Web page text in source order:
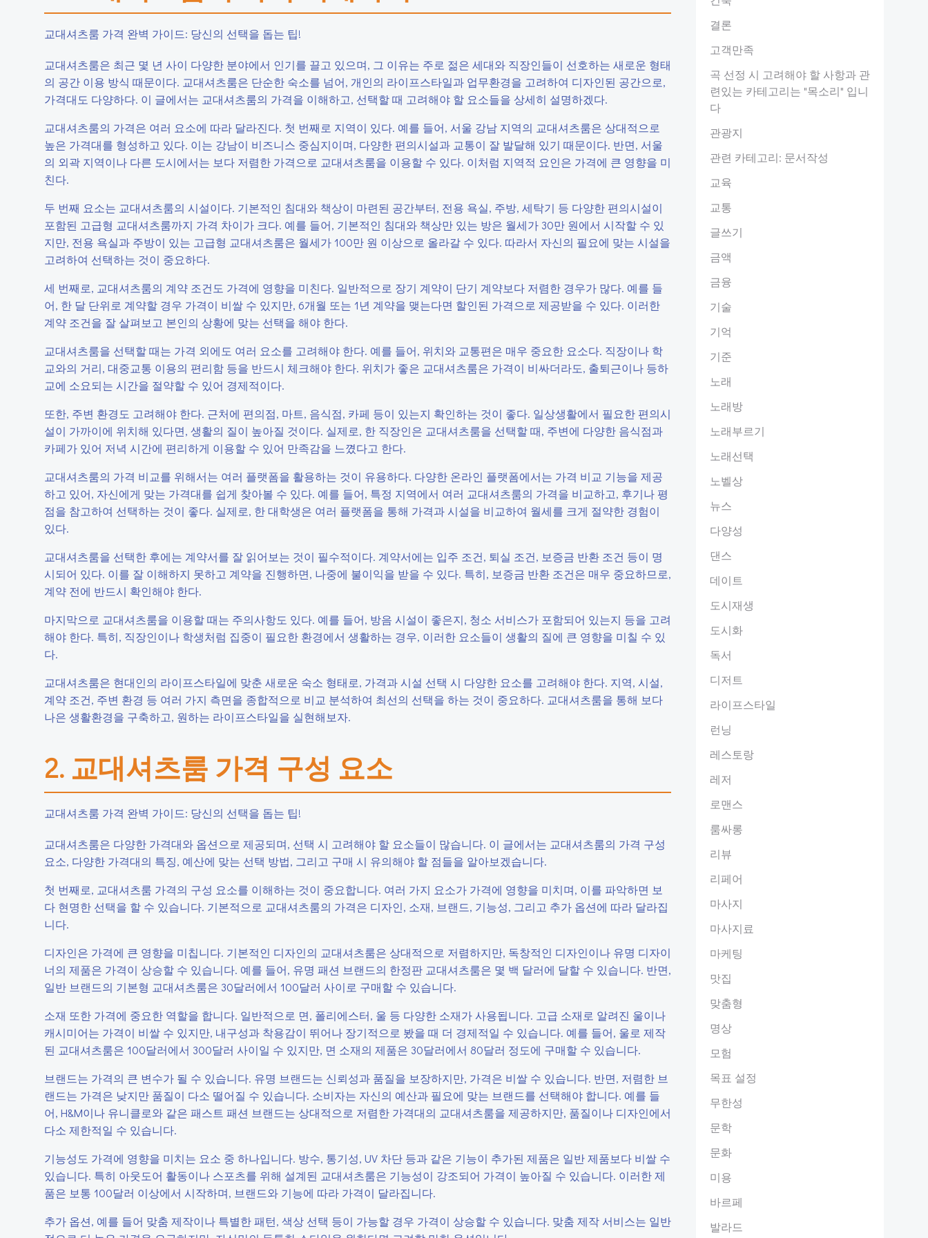
교대셔츠룸 가격 완벽 가이드: 당신의 선택을 돕는 팁!
교대셔츠룸은 최근 몇 년 사이 다양한 분야에서 인기를 끌고 있으며, 그 이유는 주로 젊은 세대와 직장인들이 선호하는 새로운 형태
의 공간 이용 방식 때문이다. 교대셔츠룸은 단순한 숙소를 넘어, 개인의 라이프스타일과 업무환경을 고려하여 디자인된 공간으로,
가격대도 다양하다. 이 글에서는 교대셔츠룸의 가격을 이해하고, 선택할 때 고려해야 할 요소들을 상세히 설명하겠다.
교대셔츠룸의 가격은 여러 요소에 따라 달라진다. 첫 번째로 지역이 있다. 예를 들어, 서울 강남 지역의 교대셔츠룸은 상대적으로
높은 가격대를 형성하고 있다. 이는 강남이 비즈니스 중심지이며, 다양한 편의시설과 교통이 잘 발달해 있기 때문이다. 반면, 서울
의 외곽 지역이나 다른 도시에서는 보다 저렴한 가격으로 교대셔츠룸을 이용할 수 있다. 이처럼 지역적 요인은 가격에 큰 영향을 미
친다.
두 번째 요소는 교대셔츠룸의 시설이다. 기본적인 침대와 책상이 마련된 공간부터, 전용 욕실, 주방, 세탁기 등 다양한 편의시설이
포함된 고급형 교대셔츠룸까지 가격 차이가 크다. 예를 들어, 기본적인 침대와 책상만 있는 방은 월세가 30만 원에서 시작할 수 있
지만, 전용 욕실과 주방이 있는 고급형 교대셔츠룸은 월세가 100만 원 이상으로 올라갈 수 있다. 따라서 자신의 필요에 맞는 시설을
고려하여 선택하는 것이 중요하다.
세 번째로, 교대셔츠룸의 계약 조건도 가격에 영향을 미친다. 일반적으로 장기 계약이 단기 계약보다 저렴한 경우가 많다. 예를 들
어, 한 달 단위로 계약할 경우 가격이 비쌀 수 있지만, 6개월 또는 1년 계약을 맺는다면 할인된 가격으로 제공받을 수 있다. 이러한
계약 조건을 잘 살펴보고 본인의 상황에 맞는 선택을 해야 한다.
교대셔츠룸을 선택할 때는 가격 외에도 여러 요소를 고려해야 한다. 예를 들어, 위치와 교통편은 매우 중요한 요소다. 직장이나 학
교와의 거리, 대중교통 이용의 편리함 등을 반드시 체크해야 한다. 위치가 좋은 교대셔츠룸은 가격이 비싸더라도, 출퇴근이나 등하
교에 소요되는 시간을 절약할 수 있어 경제적이다.
또한, 주변 환경도 고려해야 한다. 근처에 편의점, 마트, 음식점, 카페 등이 있는지 확인하는 것이 좋다. 일상생활에서 필요한 편의시
설이 가까이에 위치해 있다면, 생활의 질이 높아질 것이다. 실제로, 한 직장인은 교대셔츠룸을 선택할 때, 주변에 다양한 음식점과
카페가 있어 저녁 시간에 편리하게 이용할 수 있어 만족감을 느꼈다고 한다.
교대셔츠룸의 가격 비교를 위해서는 여러 플랫폼을 활용하는 것이 유용하다. 다양한 온라인 플랫폼에서는 가격 비교 기능을 제공
하고 있어, 자신에게 맞는 가격대를 쉽게 찾아볼 수 있다. 예를 들어, 특정 지역에서 여러 교대셔츠룸의 가격을 비교하고, 후기나 평
점을 참고하여 선택하는 것이 좋다. 실제로, 한 대학생은 여러 플랫폼을 통해 가격과 시설을 비교하여 월세를 크게 절약한 경험이
있다.
교대셔츠룸을 선택한 후에는 계약서를 잘 읽어보는 것이 필수적이다. 계약서에는 입주 조건, 퇴실 조건, 보증금 반환 조건 등이 명
시되어 있다. 이를 잘 이해하지 못하고 계약을 진행하면, 나중에 불이익을 받을 수 있다. 특히, 보증금 반환 조건은 매우 중요하므로,
계약 전에 반드시 확인해야 한다.
마지막으로 교대셔츠룸을 이용할 때는 주의사항도 있다. 예를 들어, 방음 시설이 좋은지, 청소 서비스가 포함되어 있는지 등을 고려
해야 한다. 특히, 직장인이나 학생처럼 집중이 필요한 환경에서 생활하는 경우, 이러한 요소들이 생활의 질에 큰 영향을 미칠 수 있
다.
교대셔츠룸은 현대인의 라이프스타일에 맞춘 새로운 숙소 형태로, 가격과 시설 선택 시 다양한 요소를 고려해야 한다. 지역, 시설,
계약 조건, 주변 환경 등 여러 가지 측면을 종합적으로 비교 분석하여 최선의 선택을 하는 것이 중요하다. 교대셔츠룸을 통해 보다
나은 생활환경을 구축하고, 원하는 라이프스타일을 실현해보자.
2. 교대셔츠룸 가격 구성 요소
교대셔츠룸 가격 완벽 가이드: 당신의 선택을 돕는 팁!
교대셔츠룸은 다양한 가격대와 옵션으로 제공되며, 선택 시 고려해야 할 요소들이 많습니다. 이 글에서는 교대셔츠룸의 가격 구성
요소, 다양한 가격대의 특징, 예산에 맞는 선택 방법, 그리고 구매 시 유의해야 할 점들을 알아보겠습니다.
첫 번째로, 교대셔츠룸 가격의 구성 요소를 이해하는 것이 중요합니다. 여러 가지 요소가 가격에 영향을 미치며, 이를 파악하면 보
다 현명한 선택을 할 수 있습니다. 기본적으로 교대셔츠룸의 가격은 디자인, 소재, 브랜드, 기능성, 그리고 추가 옵션에 따라 달라집
니다.
디자인은 가격에 큰 영향을 미칩니다. 기본적인 디자인의 교대셔츠룸은 상대적으로 저렴하지만, 독창적인 디자인이나 유명 디자이
너의 제품은 가격이 상승할 수 있습니다. 예를 들어, 유명 패션 브랜드의 한정판 교대셔츠룸은 몇 백 달러에 달할 수 있습니다. 반면,
일반 브랜드의 기본형 교대셔츠룸은 30달러에서 100달러 사이로 구매할 수 있습니다.
소재 또한 가격에 중요한 역할을 합니다. 일반적으로 면, 폴리에스터, 울 등 다양한 소재가 사용됩니다. 고급 소재로 알려진 울이나
캐시미어는 가격이 비쌀 수 있지만, 내구성과 착용감이 뛰어나 장기적으로 봤을 때 더 경제적일 수 있습니다. 예를 들어, 울로 제작
된 교대셔츠룸은 100달러에서 300달러 사이일 수 있지만, 면 소재의 제품은 30달러에서 80달러 정도에 구매할 수 있습니다.
브랜드는 가격의 큰 변수가 될 수 있습니다. 유명 브랜드는 신뢰성과 품질을 보장하지만, 가격은 비쌀 수 있습니다. 반면, 저렴한 브
랜드는 가격은 낮지만 품질이 다소 떨어질 수 있습니다. 소비자는 자신의 예산과 필요에 맞는 브랜드를 선택해야 합니다. 예를 들
어, H&M이나 유니클로와 같은 패스트 패션 브랜드는 상대적으로 저렴한 가격대의 교대셔츠룸을 제공하지만, 품질이나 디자인에서
다소 제한적일 수 있습니다.
기능성도 가격에 영향을 미치는 요소 중 하나입니다. 방수, 통기성, UV 차단 등과 같은 기능이 추가된 제품은 일반 제품보다 비쌀 수
있습니다. 특히 아웃도어 활동이나 스포츠를 위해 설계된 교대셔츠룸은 기능성이 강조되어 가격이 높아질 수 있습니다. 이러한 제
품은 보통 100달러 이상에서 시작하며, 브랜드와 기능에 따라 가격이 달라집니다.
추가 옵션, 예를 들어 맞춤 제작이나 특별한 패턴, 색상 선택 등이 가능할 경우 가격이 상승할 수 있습니다. 맞춤 제작 서비스는 일반
결론
고객만족
곡 선정 시 고려해야 할 사항과 관
련있는 카테고리는 "목소리" 입니
다
관광지
관련 카테고리: 문서작성
교육
교통
글쓰기
금액
금융
기술
기억
기준
노래
노래방
노래부르기
노래선택
노벨상
뉴스
다양성
댄스
데이트
도시재생
도시화
독서
디저트
라이프스타일
런닝
레스토랑
레저
로맨스
룸싸롱
리뷰
리페어
마사지
마사지료
마케팅
맛집
맞춤형
명상
모험
목표 설정
무한성
문학
문화
미용
바르페
발라드